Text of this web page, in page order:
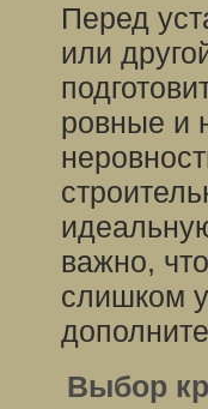
Перед
или
ровные и
важно,
слишком
Выбор